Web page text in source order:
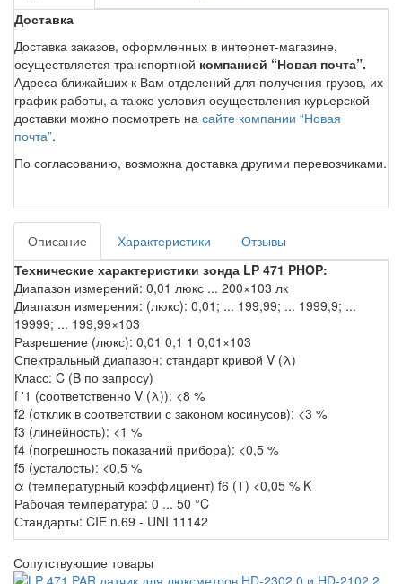
Доставка
Доставка заказов, оформленных в интернет-магазине,
осуществляется транспортной компанией “Новая почта”.
Адреса ближайших к Вам отделений для получения грузов, их
график работы, а также условия осуществления курьерской
доставки можно посмотреть на сайте компании “Новая
почта”.
По согласованию, возможна доставка другими перевозчиками.
Описание Характеристики
Отзывы
Технические характеристики зонда LP 471 PHOP:
Диапазон измерений: 0,01 люкс ... 200×103 лк
Диапазон измерения: (люкс): 0,01; ... 199,99; ... 1999,9; ...
19999; ... 199,99×103
Разрешение (люкс): 0,01 0,1 1 0,01×103
Спектральный диапазон: стандарт кривой V (λ)
Класс: C (B по запросу)
f '1 (соответственно V (λ)): <8 %
f2 (отклик в соответствии с законом косинусов): <3 %
f3 (линейность): <1 %
f4 (погрешность показаний прибора): <0,5 %
f5 (усталость): <0,5 %
α (температурный коэффициент) f6 (Т) <0,05 % K
Рабочая температура: 0 ... 50 °C
Стандарты: CIE n.69 - UNI 11142
Сопутствующие товары